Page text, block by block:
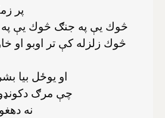
پر
څوك يې په جنګ څوك يې
څوك زلزله كې تر اوبو او
او يوځل بيا
چې مرګ
نه